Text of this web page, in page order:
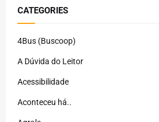
CATEGORIES
4Bus (Buscoop)
A Dúvida do Leitor
Acessibilidade
Aconteceu há..